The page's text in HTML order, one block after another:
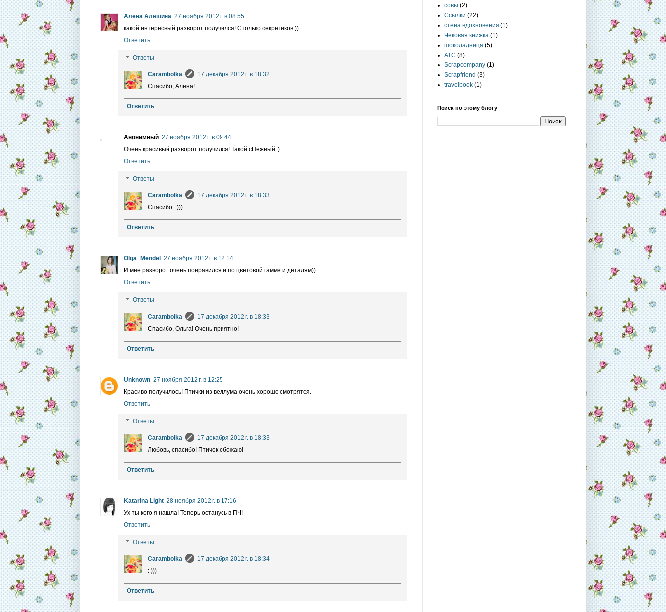
Алена Алешина 27 ноября 2012 г. в 08:55
какой интересный разворот получился! Столько секретиков:))
Ответить
Ответы
Carambolka
17 декабря 2012 г. в 18:32
Спасибо, Алена!
Ответить
Анонимный 27 ноября 2012 г. в 09:44
Очень красивый разворот получился! Такой сНежный :)
Ответить
Ответы
Carambolka
17 декабря 2012 г. в 18:33
Спасибо : )))
Ответить
Olga_Mendel
27 ноября 2012 г. в 12:14
И мне разворот очень понравился и по цветовой гамме и деталям))
Ответить
Ответы
Carambolka
17 декабря 2012 г. в 18:33
Спасибо, Ольга! Очень приятно!
Ответить
Unknown 27 ноября 2012 г. в 12:25
Красиво получилось! Птички из веллума очень хорошо смотрятся.
Ответить
Ответы
Carambolka
17 декабря 2012 г. в 18:33
Любовь, спасибо! Птичек обожаю!
Ответить
Katarina Light 28 ноября 2012 г. в 17:16
Ух ты кого я нашла! Теперь останусь в ПЧ!
Ответить
Ответы
Carambolka
17 декабря 2012 г. в 18:34
: )))
Ответить
совы (2)
Ссылки (22)
стена вдохновения (1)
Чековая книжка (1)
шоколадница (5)
ATC (8)
Scrapcompany (1)
Scrapfriend (3)
travelbook (1)
Поиск по этому блогу